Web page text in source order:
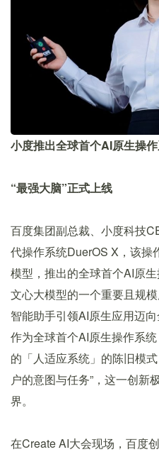
小度推出全球首个AI原生操
“最强大脑”正式上线
百度集团副总裁、小度科技
代操作系统DuerOS X，该操
模型，推出的全球首个AI原
⽂⼼⼤模型的⼀个重要且规
智能助⼿引领AI原生应用迈
作为全球首个AI原生操作系
的「人适应系统」的陈旧模
户的意图与任务”，这一创新
界。
在Create AI大会现场，百度